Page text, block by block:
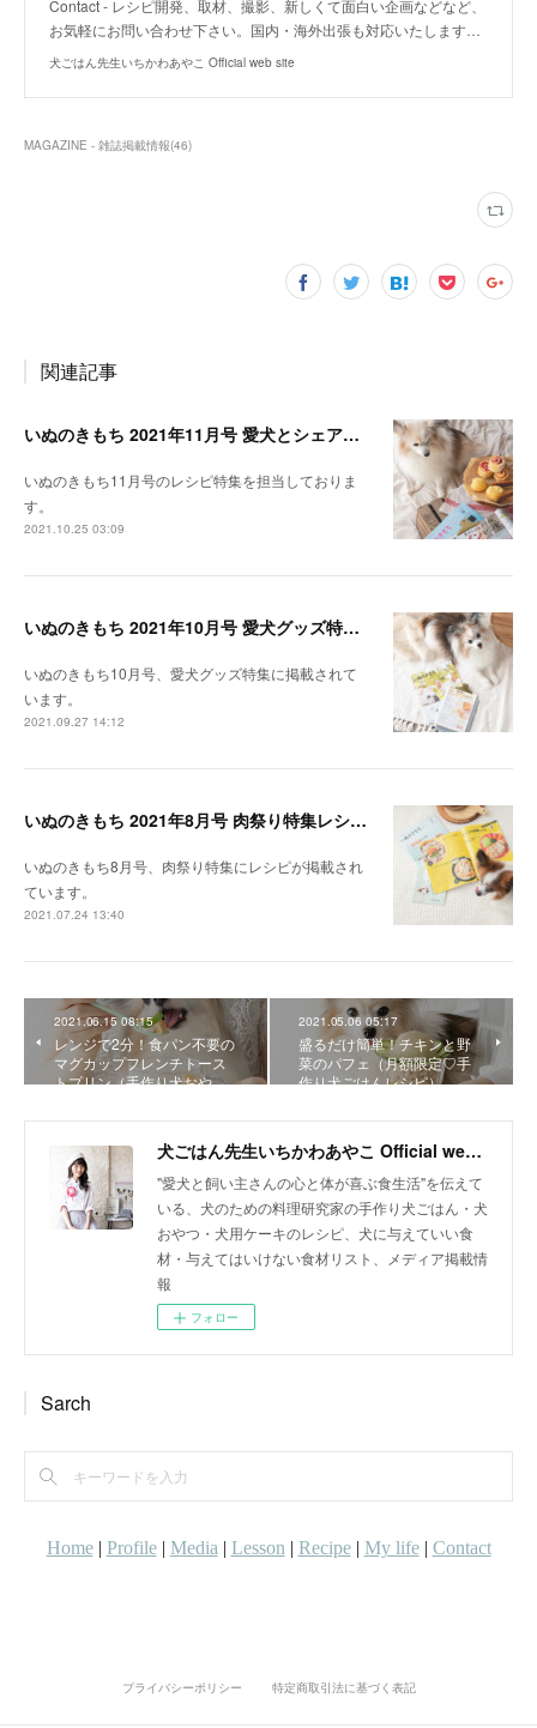
Contact - レシピ開発、取材、撮影、新しくて面白い企画などなど、
お気軽にお問い合わせ下さい。国内・海外出張も対応いたします…
犬ごはん先生いちかわあやこ Official web site
MAGAZINE - 雑誌掲載情報(46)
関連記事
いぬのきもち 2021年11月号 愛犬とシェアできる！レンジで作れるパンレシピ特集
いぬのきもち11月号のレシピ特集を担当しておりま
す。
2021.10.25 03:09
いぬのきもち 2021年10月号 愛犬グッズ特集レシピ掲載
いぬのきもち10月号、愛犬グッズ特集に掲載されて
います。
2021.09.27 14:12
いぬのきもち 2021年8月号 肉祭り特集レシピ掲載
いぬのきもち8月号、肉祭り特集にレシピが掲載され
ています。
2021.07.24 13:40
2021.06.15 08:15
レンジで2分！食パン不要の
マグカップフレンチトース
トプリン（手作り犬おや…
2021.05.06 05:17
盛るだけ簡単！チキンと野
菜のパフェ（月額限定♡手
作り犬ごはんレシピ）
犬ごはん先生いちかわあやこ Official web site
"愛犬と飼い主さんの心と体が喜ぶ食生活"を伝えて
いる、犬のための料理研究家の手作り犬ごはん・犬
おやつ・犬用ケーキのレシピ、犬に与えていい食
材・与えてはいけない食材リスト、メディア掲載情
報
フォロー
Sarch
プライバシーポリシー 特定商取引法に基づく表記